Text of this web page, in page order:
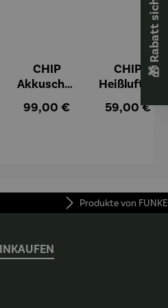
CHIP
Akkuschra
Regulärer Preis:
99,00 €
CHIP
Heißluftfri
Regulärer
59,00 €
Produkte von FUNKE